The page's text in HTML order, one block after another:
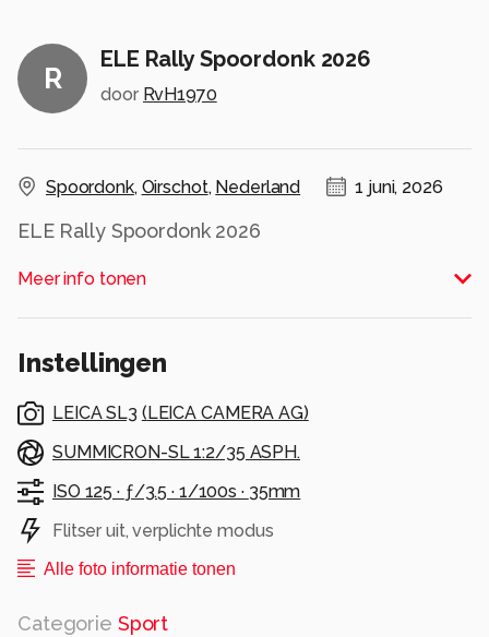
R
ELE Rally Spoordonk 2026
door RvH1970
Spoordonk, Oirschot, Nederland 1 juni, 2026
ELE Rally Spoordonk 2026
Alle rechten voorbehouden
Meer info tonen
Instellingen
LEICA SL3 (LEICA CAMERA AG)
SUMMICRON-SL 1:2/35 ASPH.
ISO 125 · ƒ/3.5 · 1/100s · 35mm
Flitser uit, verplichte modus
Alle foto informatie tonen
Categorie Sport